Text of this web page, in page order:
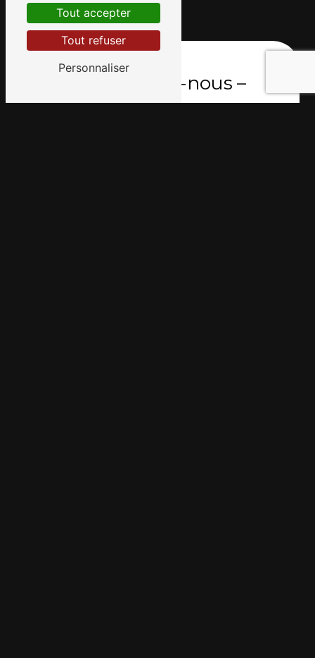
Contactez-nous
Tout accepter
Tout refuser
Personnaliser